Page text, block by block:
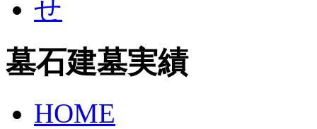
墓石建墓実績
HOME